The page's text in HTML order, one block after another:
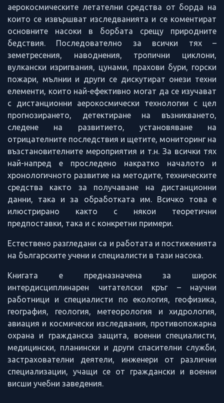
аерокосмическите летателни средства от борда на
които се извършват изследванията и се коментират
основните насоки в борбата срещу природните
бедствия. Последователно за всички тях –
земетресения, наводнения, тропични циклони,
вулкански изригвания, цунами, прахови бури, горски
пожари, мълнии и други се дискутират онези техни
елементи, които най-ефективно могат да се изучават
с дистанционни аерокосмически технологии с цел
прогнозирането, детектиране на възникването,
следене на развитието, установяване на
отрицателните последствия и щетите, мониторинг на
възстановителните мероприятия и т.н. За всички тях
най-напред е проследено накратко началото и
хронологичното развитие на методите, техническите
средства както за получаване на дистанционни
данни, така и за обработката им. Всичко това е
илюстрирано както с някои теоретични
предпоставки, така и с конкретни примери.
Естествено разгледани са и работата и постиженията
на българските учени и специалисти в тази насока.
Книгата е предназначена за широк
интердисциплинарен читателски кръг – научни
работници и специалисти по екология, геофизика,
география, геология, метеорология и хидрология,
авиация и космически изследвания, противопожарна
охрана и гражданска защита, военни специалисти,
медицински, планински и други спасителни служби,
застрахователни деятели, инженери от различни
специализации, учащи се от граждански и военни
висши учебни заведения.